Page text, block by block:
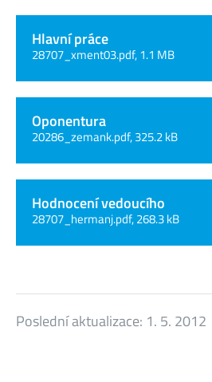
Hlavní práce
28707_xment03.pdf, 1.1 MB
Oponentura
20286_zemank.pdf, 325.2 kB
Hodnocení vedoucího
28707_hermanj.pdf, 268.3 kB
Poslední aktualizace: 1. 5. 2012